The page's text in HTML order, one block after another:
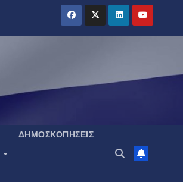
ΔΗΜΟΣΚΟΠΉΣΕΙΣ